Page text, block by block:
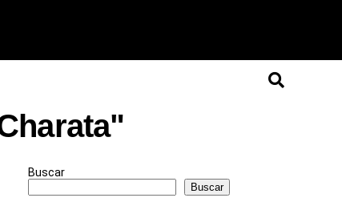
Buscar
Buscar